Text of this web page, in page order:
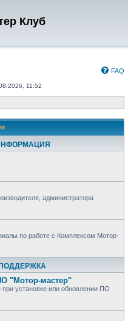
Клуб
FAQ
11:52
администратора
по работе с Комплексом Мотор-
"Мотор-мастер"
установке или обновлении ПО